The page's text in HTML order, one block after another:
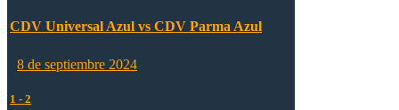
CDV Universal Azul vs CDV Parma Azul
8 de septiembre 2024
1 - 2